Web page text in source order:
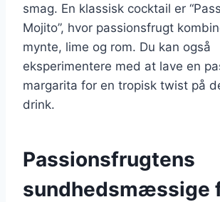
smag. En klassisk cocktail er
Mojito”, hvor passionsfrugt
mynte, lime og rom. Du kan også
eksperimentere med at lave en
margarita for en tropisk twist på
drink.
Passionsfrugtens
sundhedsmæssige